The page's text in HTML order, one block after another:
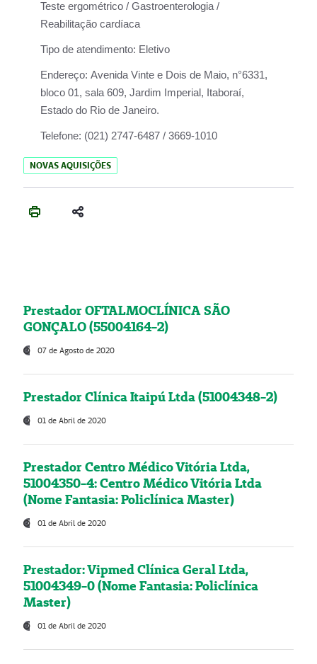
Teste ergométrico / Gastroenterologia /
Reabilitação cardíaca
Tipo de atendimento: Eletivo
Endereço: Avenida Vinte e Dois de Maio, n°6331,
bloco 01, sala 609, Jardim Imperial, Itaboraí,
Estado do Rio de Janeiro.
Telefone: (021) 2747-6487 / 3669-1010
NOVAS AQUISIÇÕES
Prestador OFTALMOCLÍNICA SÃO
GONÇALO (55004164-2)
07 de Agosto de 2020
Prestador Clínica Itaipú Ltda (51004348-2)
01 de Abril de 2020
Prestador Centro Médico Vitória Ltda,
51004350-4: Centro Médico Vitória Ltda
(Nome Fantasia: Policlínica Master)
01 de Abril de 2020
Prestador: Vipmed Clínica Geral Ltda,
51004349-0 (Nome Fantasia: Policlínica
Master)
01 de Abril de 2020